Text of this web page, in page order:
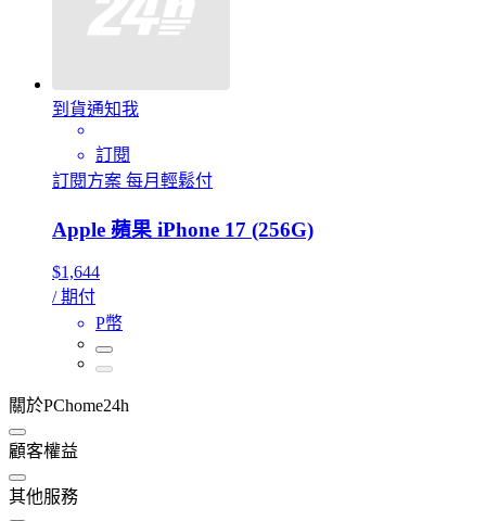
到貨通知我
訂閱
訂閱方案 每月輕鬆付
Apple 蘋果 iPhone 17 (256G)
$1,644
/ 期付
P幣
關於PChome24h
顧客權益
其他服務